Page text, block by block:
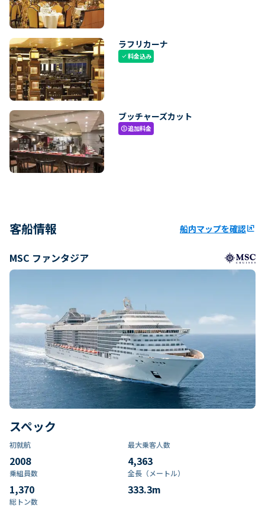
ラフリカーナ
check料金込み
ブッチャーズカット
paid追加料金
客船情報 船内マップを確認ungroup
MSC ファンタジア
スペック
初就航
2008
最大乗客人数
4,363
乗組員数​
1,370
全長（メートル）
333.3m
総トン数​